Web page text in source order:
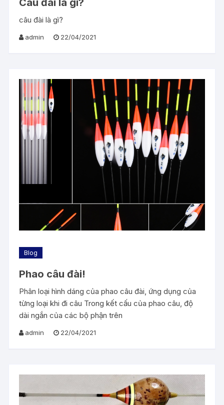
Câu đài là gì?
câu đài là gì?
admin 22/04/2021
Blog
Phao câu đài!
Phân loại hình dáng của phao câu đài, ứng dụng của
từng loại khi đi câu Trong kết cấu của phao câu, độ
dài ngắn của các bộ phận trên
admin 22/04/2021